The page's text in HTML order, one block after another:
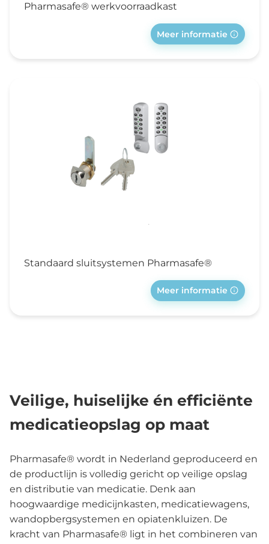
Pharmasafe® werkvoorraadkast
Meer informatie
Standaard sluitsystemen Pharmasafe®
Meer informatie
Veilige, huiselijke én efficiënte
medicatieopslag op maat
Pharmasafe® wordt in Nederland geproduceerd en
de productlijn is volledig gericht op veilige opslag
en distributie van medicatie. Denk aan
hoogwaardige medicijnkasten, medicatiewagens,
wandopbergsystemen en opiatenkluizen. De
kracht van Pharmasafe® ligt in het combineren van